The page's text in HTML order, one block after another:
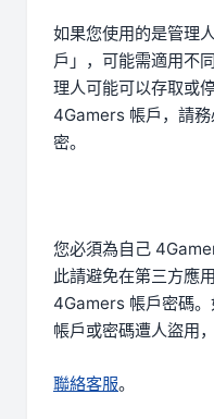
如果您使用的是管理
戶」，可能需適用不
理人可能可以存取或
4Gamers 帳戶，請
密。
您必須為自己
此請避免在第三方應
4Gamers 帳戶密碼
帳戶或密碼遭人盜用
聯絡客服。